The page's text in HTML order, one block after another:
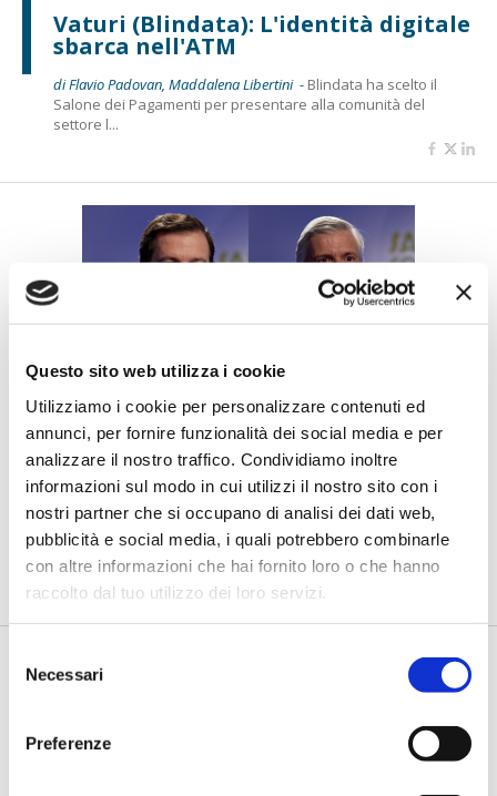
Questo sito web utilizza i cookie
Utilizziamo i cookie per personalizzare contenuti ed
annunci, per fornire funzionalità dei social media e per
analizzare il nostro traffico. Condividiamo inoltre
informazioni sul modo in cui utilizzi il nostro sito con i
nostri partner che si occupano di analisi dei dati web,
pubblicità e social media, i quali potrebbero combinarle
con altre informazioni che hai fornito loro o che hanno
raccolto dal tuo utilizzo dei loro servizi.
delNecessari
Preferenze
Vaturi (Blindata): L'identità digitale
sbarca nell'ATM
di Flavio Padovan, Maddalena Libertini - Blindata ha scelto il
Salone dei Pagamenti per presentare alla comunità del
settore l...
IL SALONE DEI PAGAMENTI 2023
Conti virtuali, con VAM di Intesa
Sanpaolo si gestiscono in modalità
self-service
di Flavio Padovan, Maddalena Libertini -
Si chiama VAM - Virtual
Account Management la piattaforma innovativa che Intesa
Sanpa...